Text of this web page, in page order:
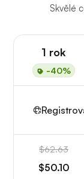
Skvělé
1 rok
-40%
$62.63
$50.10